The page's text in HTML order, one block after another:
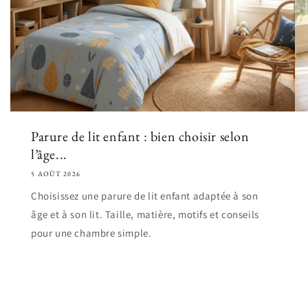
Parure de lit enfant : bien choisir selon
l’âge...
5 AOÛT 2026
Choisissez une parure de lit enfant adaptée à son
âge et à son lit. Taille, matière, motifs et conseils
pour une chambre simple.